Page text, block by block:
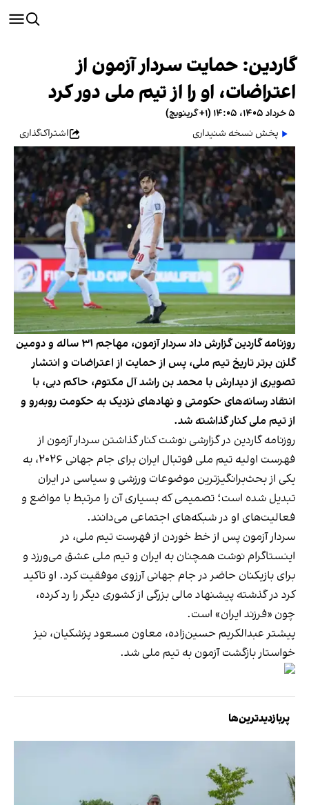
گاردین: حمایت سردار آزمون از
اعتراضات، او را از تیم ملی دور کرد
۵ خرداد ۱۴۰۵، ۱۴:۰۵ (‎+۱ گرینویچ)
پخش نسخه شنیداری
اشتراک‌گذاری
روزنامه گاردین گزارش داد سردار آزمون، مهاجم ۳۱ ساله و دومین
گلزن برتر تاریخ تیم ملی، پس از حمایت از اعتراضات و انتشار
تصویری از دیدارش با محمد بن راشد آل مکتوم، حاکم دبی، با
انتقاد رسانه‌های حکومتی و نهادهای نزدیک به حکومت روبه‌رو و
از تیم ملی کنار گذاشته شد.
روزنامه گاردین در گزارشی نوشت کنار گذاشتن سردار آزمون از
فهرست اولیه تیم ملی فوتبال ایران برای جام جهانی ۲۰۲۶، به
یکی از بحث‌برانگیزترین موضوعات ورزشی و سیاسی در ایران
تبدیل شده است؛ تصمیمی که بسیاری آن را مرتبط با مواضع و
فعالیت‌های او در شبکه‌های اجتماعی می‌دانند.
سردار آزمون پس از خط خوردن از فهرست تیم ملی، در
اینستاگرام نوشت همچنان به ایران و تیم ملی عشق می‌ورزد و
برای بازیکنان حاضر در جام جهانی آرزوی موفقیت کرد. او تاکید
کرد در گذشته پیشنهاد مالی بزرگی از کشوری دیگر را رد کرده،
چون «فرزند ایران» است.
پیشتر عبدالکریم حسین‌زاده، معاون مسعود پزشکیان، نیز
خواستار بازگشت آزمون به تیم ملی شد.
پربازدیدترین‌ها